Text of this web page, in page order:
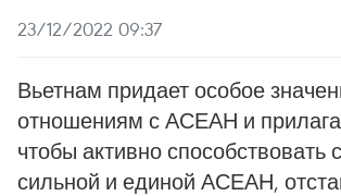
23/12/2022 09:37
Вьетнам придает особое
отношениям с АСЕАН и
чтобы активно способствовать
сильной и единой АСЕАН,